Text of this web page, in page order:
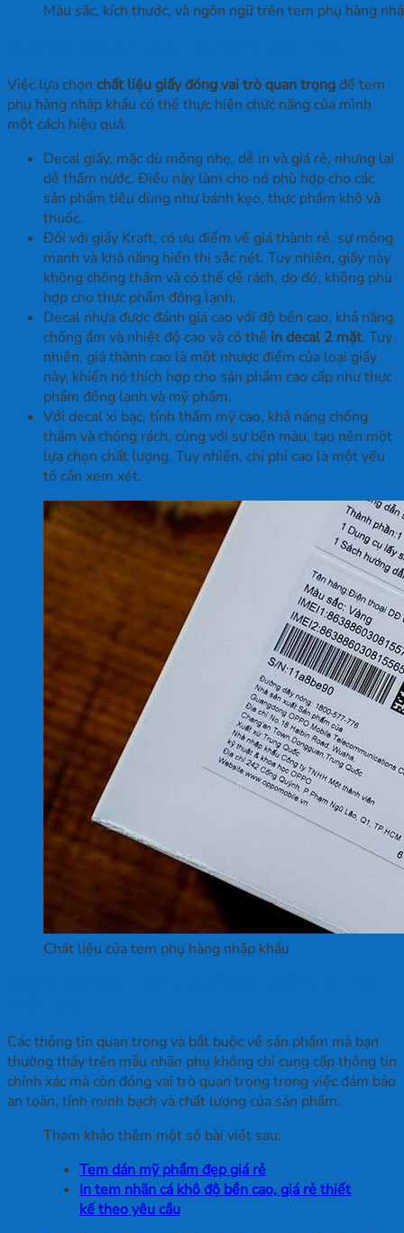
Màu sắc, kích thước, và ngôn ngữ trên tem phụ hàng
Việc lựa chọn chất liệu giấy đóng vai trò quan trọngđể tem
phụ hàng nhập khẩu có thể thực hiện chức năng của mình
một cách hiệu quả.
Decal giấy, mặc dù mỏng nhẹ, dễ in và giá rẻ, nhưng lại
dễ thấm nước. Điều này làm cho nó phù hợp cho các
sản phẩm tiêu dùng như bánh kẹo, thực phẩm khô và
thuốc.
Đối với giấy Kraft, có ưu điểm về giá thành rẻ, sự mỏng
manh và khả năng hiển thị sắc nét. Tuy nhiên, giấy này
không chống thấm và có thể dễ rách, do đó, không phù
hợp cho thực phẩm đông lạnh.
Decal nhựa được đánh giá cao với độ bền cao, khả năng
chống ẩm và nhiệt độ cao và có thể in decal 2 mặt. Tuy
nhiên, giá thành cao là một nhược điểm của loại giấy
này, khiến nó thích hợp cho sản phẩm cao cấp như thực
phẩm đông lạnh và mỹ phẩm.
Với decal xi bạc, tính thẩm mỹ cao, khả năng chống
thấm và chống rách, cùng với sự bền màu, tạo nên một
lựa chọn chất lượng. Tuy nhiên, chi phí cao là một yếu
tố cần xem xét.
Chất liệu của tem phụ hàng nhập khẩu
Các thông tin quan trọng và bắt buộc về sản phẩm mà bạn
thường thấy trên mẫu nhãn phụ không chỉ cung cấp thông tin
chính xác mà còn đóng vai trò quan trọng trong việc đảm bảo
an toàn, tính minh bạch và chất lượng của sản phẩm.
Tham khảo thêm một số bài viết sau:
Tem dán mỹ phẩm đẹp giá rẻ
In tem nhãn cá khô độ bền cao, giá rẻ thiết
kế theo yêu cầu